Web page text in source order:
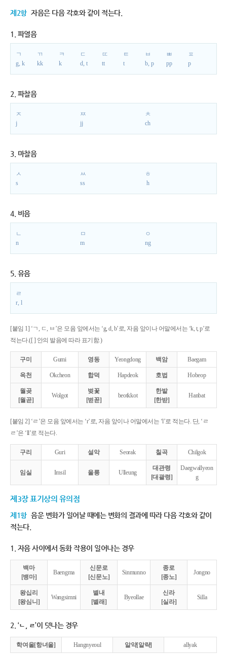
제2항 자음은 다음 각호와 같이 적는다.
1. 파열음
ㄱ
g, k
ㄲ
kk
ㅋ
k
ㄷ
d, t
ㄸ
tt
ㅌ
t
ㅂ
b, p
ㅃ
pp
ㅍ
p
2. 파찰음
ㅈ
j
ㅉ
jj
ㅊ
ch
3. 마찰음
ㅅ
s
ㅆ
ss
ㅎ
h
4. 비음
ㄴ
n
ㅁ
m
ㅇ
ng
5. 유음
ㄹ
r, l
[붙임 1] ‘ㄱ, ㄷ, ㅂ’은 모음 앞에서는 ‘g, d, b’로, 자음 앞이나 어말에서는 ‘k, t, p’로
적는다.([ ] 안의 발음에 따라 표기함.)
구미 Gumi 영동 Yeongdong 백암 Baegam
옥천 Okcheon 합덕 Hapdeok 호법 Hobeop
월곶
[월곧]
Wolgot
벚꽃
[벋꼳]
beotkkot
한밭
[한받]
Hanbat
[붙임 2] ‘ㄹ’은 모음 앞에서는 ‘r’로, 자음 앞이나 어말에서는 ‘l’로 적는다. 단, ‘ㄹ
ㄹ’은 ‘ll’로 적는다.
구리 Guri 설악 Seorak 칠곡 Chilgok
임실 Imsil 울릉 Ulleung
대관령
[대괄령]
Daegwallyeon
g
제3장 표기상의 유의점
제1항 음운 변화가 일어날 때에는 변화의 결과에 따라 다음 각호와 같이
적는다.
1. 자음 사이에서 동화 작용이 일어나는 경우
백마
[뱅마]
Baengma
신문로
[신문노]
Sinmunno
종로
[종노]
Jongno
왕십리
[왕심니]
Wangsimni
별내
[별래]
Byeollae
신라
[실라]
Silla
2. ‘ㄴ, ㄹ’이 덧나는 경우
학여울[항녀울] Hangnyeoul 알약[알략] allyak